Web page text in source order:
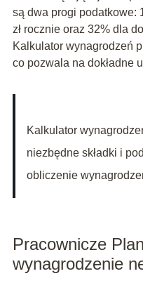
są dwa progi podatkowe:
zł rocznie oraz 32% dla
Kalkulator wynagrodzeń
co pozwala na dokładne
Kalkulator
niezbędne składki i
obliczenie
Pracownicze
wynagrodzenie